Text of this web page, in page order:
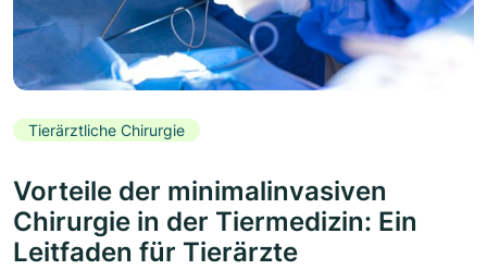
Tierärztliche Chirurgie
Vorteile der minimalinvasiven
Chirurgie in der Tiermedizin: Ein
Leitfaden für Tierärzte